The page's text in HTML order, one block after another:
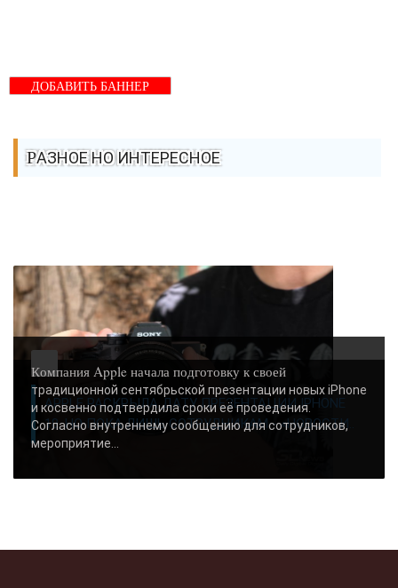
ДОБАВИТЬ БАННЕР
РАЗНОЕ НО ИНТЕРЕСНОЕ
APPLE РАСКРЫЛА ДАТУ ПРЕЗЕНТАЦИИ IPHONE
18, НО ПОКА ЛИШЬ СОТРУДНИКАМ - «НОВОСТИ..
Компания Apple начала подготовку к своей
традиционной сентябрьской презентации новых iPhone
и косвенно подтвердила сроки её проведения.
Согласно внутреннему сообщению для сотрудников,
мероприятие...